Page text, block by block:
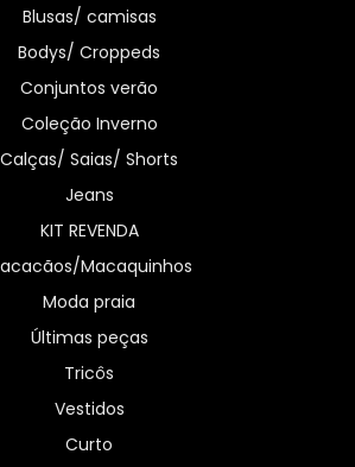
Blusas/ camisas
Bodys/ Croppeds
Conjuntos verão
Coleção Inverno
Calças/ Saias/ Shorts
Jeans
KIT REVENDA
Macaquinhos
Moda praia
Últimas peças
Tricôs
Vestidos
Curto